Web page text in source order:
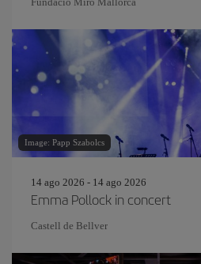
Image: Papp Szabolcs
14 ago 2026 - 14 ago 2026
Emma Pollock in concert
Castell de Bellver